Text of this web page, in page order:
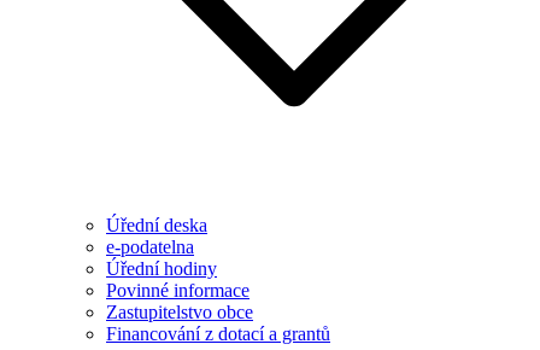
Úřední deska
e-podatelna
Úřední hodiny
Povinné informace
Zastupitelstvo obce
Financování z dotací a grantů